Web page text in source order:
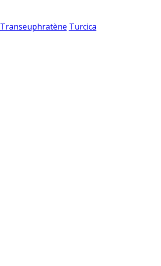
Transeuphratène Turcica